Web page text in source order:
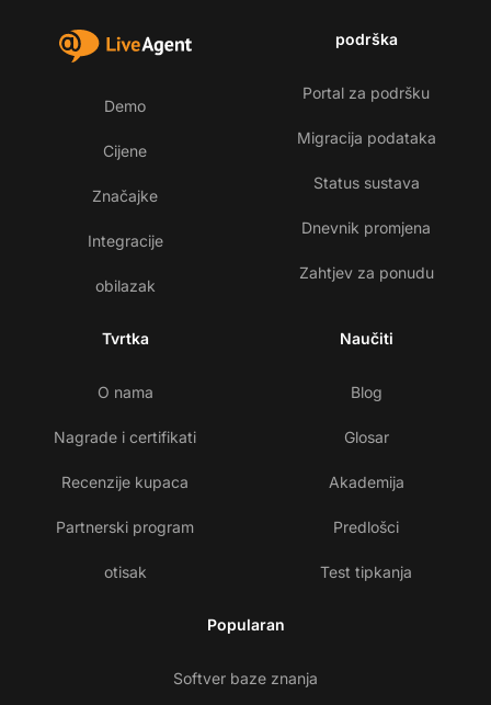
Demo
Cijene
Značajke
Integracije
obilazak
podrška
Portal za podršku
Migracija podataka
Status sustava
Dnevnik promjena
Zahtjev za ponudu
Tvrtka
O nama
Nagrade i certifikati
Recenzije kupaca
Partnerski program
otisak
Naučiti
Blog
Glosar
Akademija
Predlošci
Test tipkanja
Popularan
Softver baze znanja